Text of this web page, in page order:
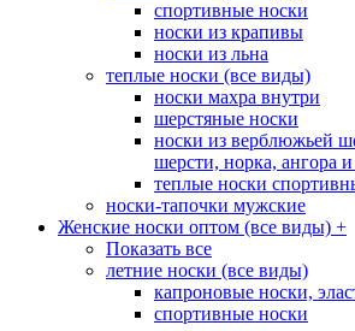
спортивные носки
носки из крапивы
носки из льна
теплые носки (все виды)
носки махра внутри
шерстяные носки
носки из верблюжьей
шерсти, норка, ангора и
теплые носки
носки-тапочки мужские
Женские носки оптом (все виды) +
Показать все
летние носки (все виды)
капроновые носки,
спортивные носки